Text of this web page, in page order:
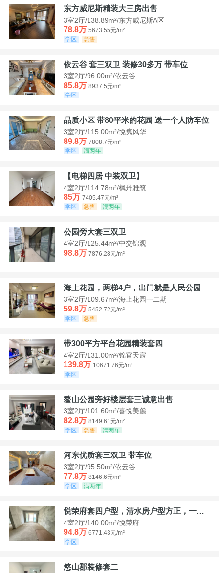
东方威尼斯精装大三房出售
3室2厅/138.89m²/东方威尼斯A区
78.8万 5673.55元/m²
学区
急售
依云谷 套三双卫 装修30多万 带车位
3室2厅/96.00m²/依云谷
85.8万 8937.5元/m²
学区
品质小区 带80平米的花园 送一个人防车位
3室2厅/115.00m²/悦隽风华
89.8万 7808.7元/m²
学区
满两年
【电梯四居 中装双卫】
4室2厅/114.78m²/枫丹雅筑
85万 7405.47元/m²
学区
急售 满两年
公园旁大套三双卫
4室2厅/125.44m²/中交锦观
98.8万 7876.28元/m²
海上花园，两梯4户，出门就是人民公园
3室2厅/109.67m²/海上花园一二期
59.8万 5452.72元/m²
学区
急售
带300平方平台花园精装套四
4室2厅/131.00m²/锦官天宸
139.8万 10671.76元/m²
学区
鳌山公园旁好楼层套三诚意出售
3室2厅/101.60m²/喜悦美麓
82.8万 8149.61元/m²
学区
急售 满两年
河东优质套三双卫 带车位
3室2厅/95.50m²/依云谷
77.8万 8146.6元/m²
学区
满两年
悦荣府套四户型，清水房户型方正，一口价94，8
4室2厅/140.00m²/悦荣府
94.8万 6771.43元/m²
学区
悠山郡装修套二